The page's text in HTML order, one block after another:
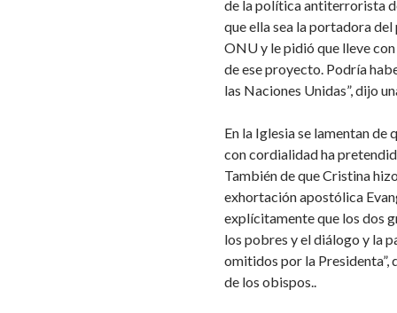
de la política antiterrorista
que ella sea la portadora
ONU y le pidió que lleve
de ese proyecto. Podría
las Naciones Unidas”, dijo
En la Iglesia se lamentan de
con cordialidad ha
También de que Cristina
exhortación apostólica
explícitamente que los dos
los pobres y el diálogo y la
omitidos por la
de los obispos..